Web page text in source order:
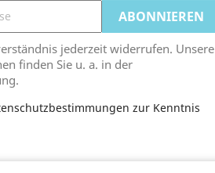
jederzeit widerrufen. Unsere
finden Sie u. a. in der
zur Kenntnis